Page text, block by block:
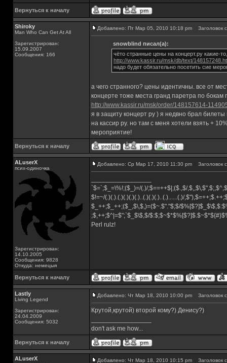
Вернуться к началу
Shiroky
Man Who Can Get At All
Зарегистрирован:
15.09.2007
Сообщения: 166
Добавлено: Пт Мар 05, 2010 10:18 pm Заголовок
snowblind писал(а):
чёто странные цены на концерт.ру какие-
http://www.kassir.ru/msk/db/text/
надо будет обязательно посетить сие
а чего странного? цены идентичны. все от
концерте тоже места гранд паретра по бокам
http://www.kassir.ru/msk/order/148157614-
я в защиту концерт ру ) я недвно брал
на кассир ру. но там с меня хотели взять +
мероприятие!
Вернуться к началу
ALuserX
псих-одиночка
Зарегистрирован:
14.10.2005
Сообщения: 9828
Откуда: немецыя
Добавлено: Ср Мар 17, 2010 11:30 pm Заголовок
`$=`;$_=\%!;($_)=/(.)/;$==++$|;($.,$/
$!=~/(.)(.).(.)(.)(.)(.)..(.)(.)(.)..(.)......(.)/
$_++;$_++;($_,$\,$,)=($~.$"."$;$/
;$,++;$^|=$";`$_$\$,$/
Perl rulz!
Вернуться к началу
Lastly
Living Legend
Зарегистрирован:
24.04.2009
Сообщения: 5032
Добавлено: Чт Мар 18, 2010 10:00 pm Заголовок
Крутой,крутой) второй кому?) Денису?)
don't ask me how...
Вернуться к началу
ALuserX Добавлено: Чт Мар 18, 2010 10:15 pm Заголовок